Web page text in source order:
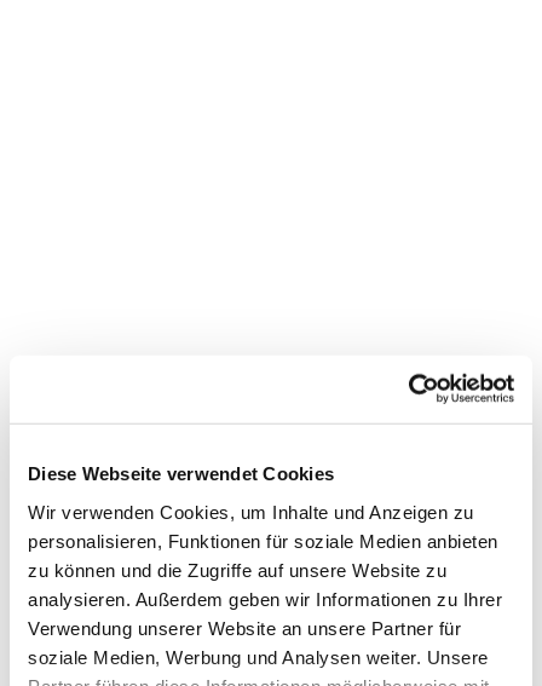
Diese Webseite verwendet Cookies
Wir verwenden Cookies, um Inhalte und Anzeigen zu
personalisieren, Funktionen für soziale Medien anbieten
zu können und die Zugriffe auf unsere Website zu
analysieren. Außerdem geben wir Informationen zu Ihrer
Verwendung unserer Website an unsere Partner für
soziale Medien, Werbung und Analysen weiter. Unsere